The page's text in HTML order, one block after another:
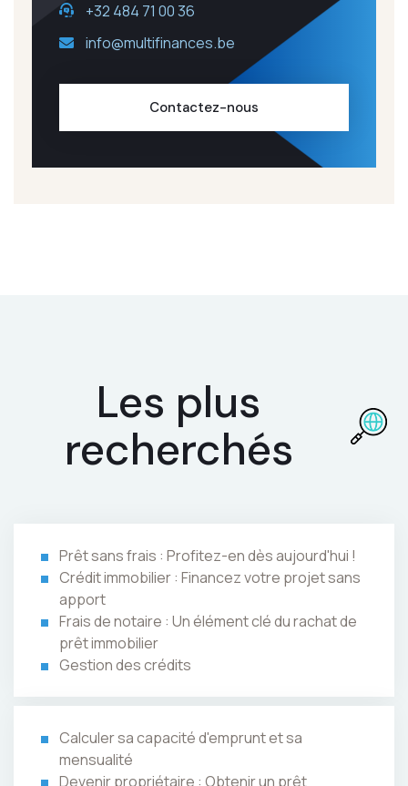
+32 484 71 00 36
info@multifinances.be
Contactez-nous
Les plus
recherchés
Prêt sans frais : Profitez-en dès aujourd'hui !
Crédit immobilier : Financez votre projet sans
apport
Frais de notaire : Un élément clé du rachat de
prêt immobilier
Gestion des crédits
Calculer sa capacité d'emprunt et sa
mensualité
Devenir propriétaire : Obtenir un prêt